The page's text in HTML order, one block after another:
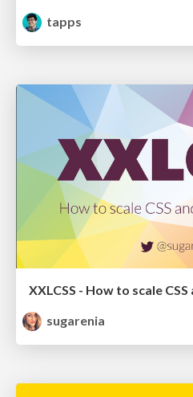
tapps
XXLCSS - How to scale
sugarenia